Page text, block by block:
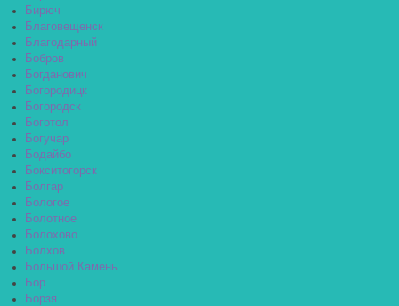
Бирюч
Благовещенск
Благодарный
Бобров
Богданович
Богородицк
Богородск
Боготол
Богучар
Бодайбо
Бокситогорск
Болгар
Бологое
Болотное
Болохово
Болхов
Большой Камень
Бор
Борзя